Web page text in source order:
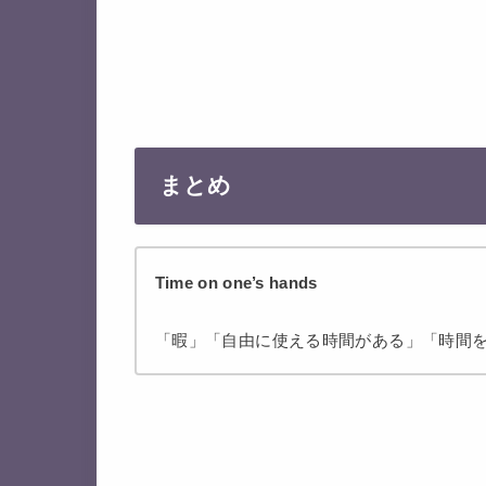
まとめ
Time on one’s hands
「暇」「自由に使える時間がある」「時間